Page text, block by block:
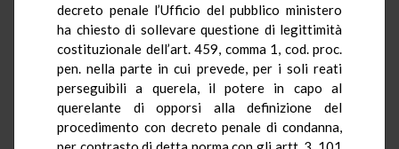
decreto penale l’Ufficio del pubblico ministero
ha chiesto di sollevare questione di legittimità
costituzionale dell’art. 459, comma 1, cod. proc.
pen. nella parte in cui prevede, per i soli reati
perseguibili a querela, il potere in capo al
querelante di opporsi alla definizione del
procedimento con decreto penale di condanna,